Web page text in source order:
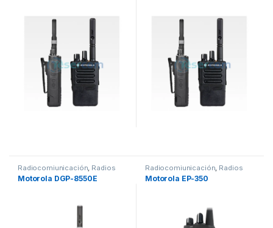
Radiocomiunicación Radios
Motorola DGP-8550E
Radiocomiunicación Radios
Motorola EP-350